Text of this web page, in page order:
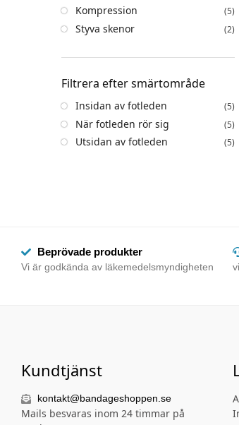
Kompression (5)
Styva skenor (2)
Filtrera efter smärtområde
Insidan av fotleden (5)
När fotleden rör sig (5)
Utsidan av fotleden (5)
Beprövade produkter
Vi är godkända av läkemedelsmyndigheten
Kundtjänst
kontakt@bandageshoppen.se
Mails besvaras inom 24 timmar på